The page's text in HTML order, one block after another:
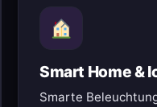
Smart Home &
Smarte